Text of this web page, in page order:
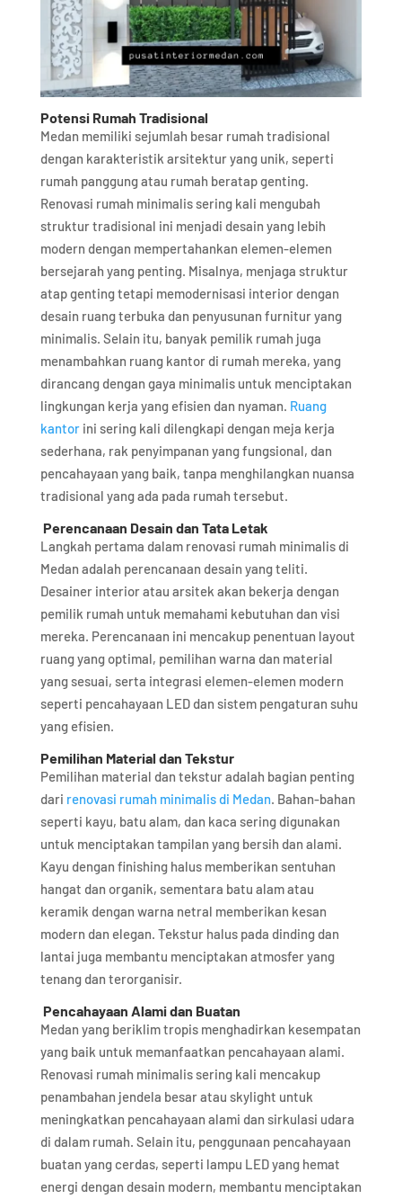
Potensi Rumah Tradisional
Medan memiliki sejumlah besar rumah tradisional
dengan karakteristik arsitektur yang unik, seperti
rumah panggung atau rumah beratap genting.
Renovasi rumah minimalis sering kali mengubah
struktur tradisional ini menjadi desain yang lebih
modern dengan mempertahankan elemen-elemen
bersejarah yang penting. Misalnya, menjaga struktur
atap genting tetapi memodernisasi interior dengan
desain ruang terbuka dan penyusunan furnitur yang
minimalis. Selain itu, banyak pemilik rumah juga
menambahkan ruang kantor di rumah mereka, yang
dirancang dengan gaya minimalis untuk menciptakan
lingkungan kerja yang efisien dan nyaman. Ruang
kantorini sering kali dilengkapi dengan meja kerja
sederhana, rak penyimpanan yang fungsional, dan
pencahayaan yang baik, tanpa menghilangkan nuansa
tradisional yang ada pada rumah tersebut.
Perencanaan Desain dan Tata Letak
Langkah pertama dalam renovasi rumah minimalis di
Medan adalah perencanaan desain yang teliti.
Desainer interior atau arsitek akan bekerja dengan
pemilik rumah untuk memahami kebutuhan dan visi
mereka. Perencanaan ini mencakup penentuan layout
ruang yang optimal, pemilihan warna dan material
yang sesuai, serta integrasi elemen-elemen modern
seperti pencahayaan LED dan sistem pengaturan suhu
yang efisien.
Pemilihan Material dan Tekstur
Pemilihan material dan tekstur adalah bagian penting
dari renovasi rumah minimalis di Medan. Bahan-bahan
seperti kayu, batu alam, dan kaca sering digunakan
untuk menciptakan tampilan yang bersih dan alami.
Kayu dengan finishing halus memberikan sentuhan
hangat dan organik, sementara batu alam atau
keramik dengan warna netral memberikan kesan
modern dan elegan. Tekstur halus pada dinding dan
lantai juga membantu menciptakan atmosfer yang
tenang dan terorganisir.
Pencahayaan Alami dan Buatan
Medan yang beriklim tropis menghadirkan kesempatan
yang baik untuk memanfaatkan pencahayaan alami.
Renovasi rumah minimalis sering kali mencakup
penambahan jendela besar atau skylight untuk
meningkatkan pencahayaan alami dan sirkulasi udara
di dalam rumah. Selain itu, penggunaan pencahayaan
buatan yang cerdas, seperti lampu LED yang hemat
energi dengan desain modern, membantu menciptakan